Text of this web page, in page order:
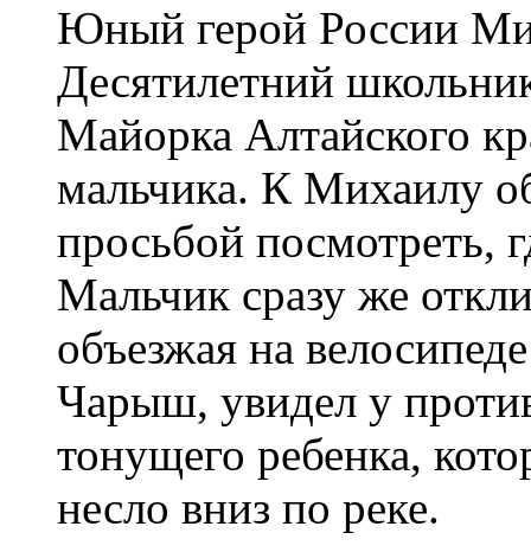
Юный герой России
Десятилетний
Майорка Алтайского
мальчика. К Михаилу
просьбой посмотреть,
Мальчик сразу же
объезжая на
Чарыш, увидел у
тонущего ребенка,
несло вниз по реке.